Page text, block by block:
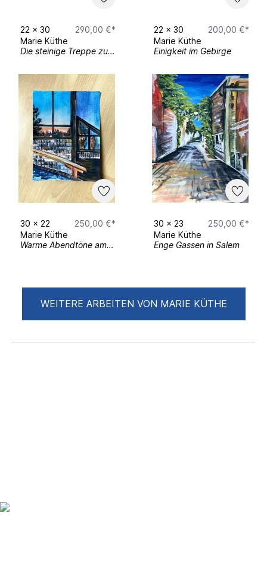
22 x 30
290,00 €*
Marie Küthe
Die steinige Treppe zum Pazifik
22 x 30
200,00 €*
Marie Küthe
Einigkeit im Gebirge
30 x 22
250,00 €*
Marie Küthe
Warme Abendtöne am Pazifik
30 x 23
250,00 €*
Marie Küthe
Enge Gassen in Salem
WEITERE ARBEITEN VON MARIE KÜTHE